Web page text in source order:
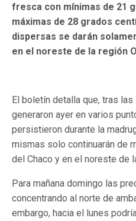
fresca con mínimas de 21
máximas de 28 grados
dispersas se darán
en el noreste de la región
El boletín detalla que, tras
generaron ayer en varios
persistieron durante la
mismas solo continuarán de
del Chaco y en el noreste de
Para mañana domingo las
concentrando al norte de
embargo, hacia el lunes